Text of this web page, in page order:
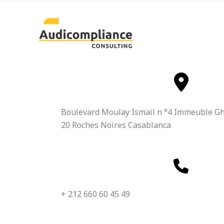
Boulevard Moulay Ismail n °4 Immeuble
20 Roches Noires Casablanca
+ 212 660 60 45 49